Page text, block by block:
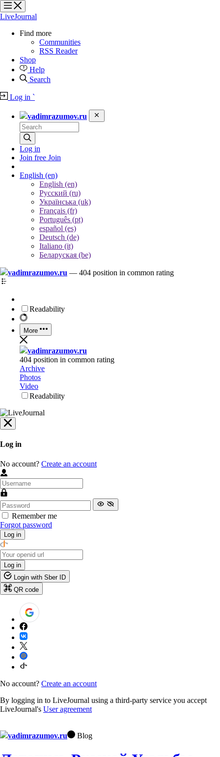
?
?
?
?
LiveJournal
Find more
Communities
RSS Reader
Shop
Help
Search
Log in `
vadimrazumov.ru
Log in
Join free Join
English (en)
English (en)
Русский (ru)
Українська (uk)
Français (fr)
Português (pt)
español (es)
Deutsch (de)
Italiano (it)
Беларуская (be)
vadimrazumov.ru — 404 position in common rating
Readability
More
vadimrazumov.ru
404 position in common rating
Archive
Photos
Video
Readability
Log in
No account? Create an account
Remember me
Forgot password
Log in
Log in
Login with Sber ID
QR code
No account? Create an account
By logging in to LiveJournal using a third-party service you accept
LiveJournal's User agreement
vadimrazumov.ru Blog